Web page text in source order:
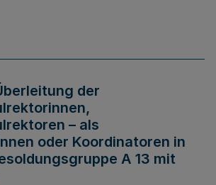
der
– als
oder Koordinatoren in
A 13 mit